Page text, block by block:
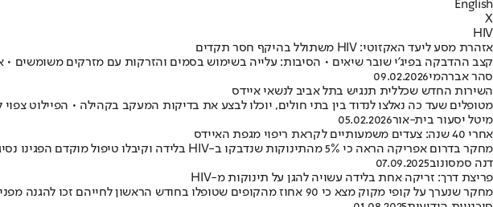
English
X
HIV
אזהרת מסע ליעד האקזוטי: HIV משתולל בהיקף חסר תקדים
קצב ההדבקה בפיג'י שובר שיאים • הסיבות: עלייה בשימוש בסמים והזרקות עם מזרקים משומשים •
סהר אברהמי09.02.2026
השירות החדש שכללית תנגיש בתל אביב לנשאי איידס
מטופלים שעד כה נאלצו לנדוד בין בתי חולים, יוכלו לבצע את בדיקות המעקב בקהילה • הפיילוט
מיטל יסעור בית-אור05.02.2026
אחרי 40 שנה: צעדים משמעותיים לקראת ריפוי מגפת האיידס
מחקר בדרום אפריקה הראה כי 5% מהתינוקות שנדבקו ב-HIV בלידה וקיבלו טיפול מוקדם הפגינו נסיגה במחלה גם תרופות • במקביל, מחקר חדש מדגים שימוש ב-AI לזיהוי מוקדם של מחלות נלוות
דנה סמסונוב07.09.2025
פריצת דרך: זריקה אחת בלידה עשויה להגן על תינוקות מ-HIV
מחקר שנערך על קופי מקוק מצא כי 90 אחוז מהקופים שטופלו בחודש הראשון לחייהם זכו להגנה מפני הדבקת HIV למשך לפחות שלוש שנים